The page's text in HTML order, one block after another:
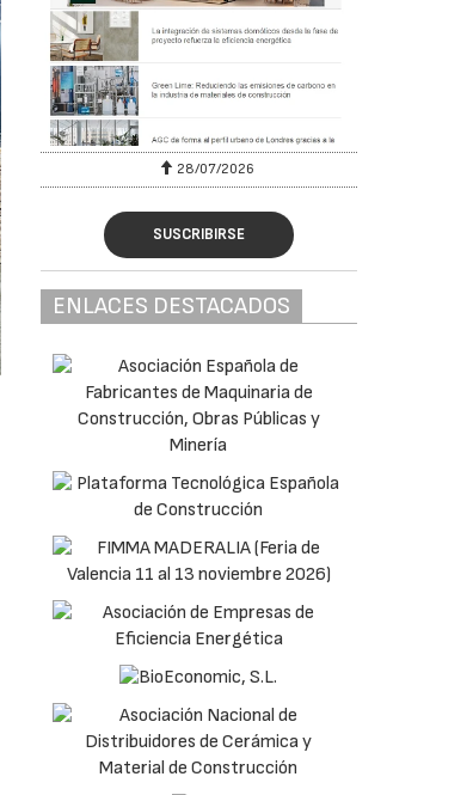
28/07/2026
SUSCRIBIRSE
ENLACES DESTACADOS